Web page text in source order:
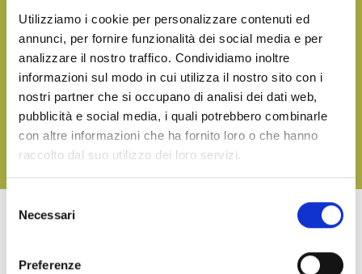
Utilizziamo i cookie per personalizzare contenuti ed
annunci, per fornire funzionalità dei social media e per
analizzare il nostro traffico. Condividiamo inoltre
informazioni sul modo in cui utilizza il nostro sito con i
nostri partner che si occupano di analisi dei dati web,
pubblicità e social media, i quali potrebbero combinarle
con altre informazioni che ha fornito loro o che hanno
raccolto dal suo utilizzo dei loro servizi.
delNecessari
Preferenze
Bring the taste of the sea to your table, on any occasion
DOWNLOAD OUR CATALOGUE AND DISCOVER ALL OUR
DELICACIES
DOWNLOAD